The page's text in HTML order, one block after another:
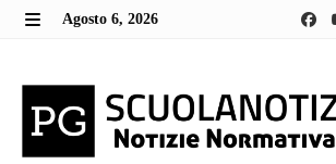
Skip
Agosto 6, 2026